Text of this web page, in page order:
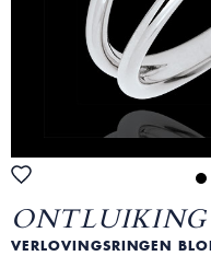
ONTLUIKING
VERLOVINGSRINGEN